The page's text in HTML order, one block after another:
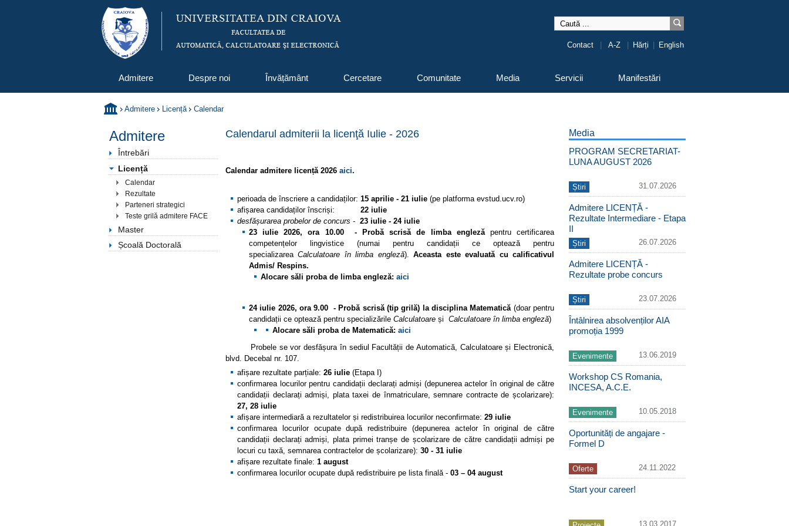
Contact A-Z Hărți English
Admitere Despre noi Învățământ Cercetare Comunitate Media Servicii Manifestări
Admitere Licență Calendar
Admitere
Întrebări
Licență
Calendar
Rezultate
Parteneri strategici
Teste grilă admitere FACE
Master
Școală Doctorală
Calendarul admiterii la licenţă Iulie - 2026
Calendar admitere licență 2026 aici.
perioada de înscriere a candidaților: 15 aprilie - 21 iulie (pe platforma evstud.ucv.ro)
afișarea candidaților înscriși: 22 iulie
desfășurarea probelor de concurs - 23 iulie - 24 iulie
23 iulie 2026, ora 10.00 - Probă scrisă de limba englezăpentru certificarea
competențelor lingvistice (numai pentru candidații ce optează pentru
specializareaCalculatoare în limba engleză).Aceasta este evaluată cu calificativul
Admis/ Respins.
A locare săli proba de limba engleză: aici
24 iulie 2026, ora 9.00 - Probă scrisă (tip grilă) la disciplina Matematică (doar pentru
candidații ce optează pentru specializările Calculatoare și Calculatoare în limba engleză)
Alocare săli proba de Matematică: aici
Probele se vor desfășura în sediul Facultății de Automatică, Calculatoare și Electronică,
blvd. Decebal nr. 107.
afișare rezultate parțiale: 26 iulie (Etapa I)
confirmarea locurilor pentru candidații declarați admiși (depunerea actelor în original de către
candidații declarați admiși, plata taxei de înmatriculare, semnare contracte de școlarizare):
27, 28 iulie
afișare intermediară a rezultatelor și redistribuirea locurilor neconfirmate: 29 iulie
confirmarea locurilor ocupate după redistribuire (depunerea actelor în original de către
candidații declarați admiși, plata primei tranșe de școlarizare de către candidații admiși pe
locuri cu taxă, semnarea contractelor de școlarizare): 30 - 31 iulie
afișare rezultate finale: 1 august
confirmarea locurilor ocupate după redistribuire pe lista finală - 03 – 04 august
Media
PROGRAM SECRETARIAT-
LUNA AUGUST 2026
Știri 31.07.2026
Admitere LICENȚĂ -
Rezultate Intermediare - Etapa
II
Știri 26.07.2026
Admitere LICENȚĂ -
Rezultate probe concurs
Știri 23.07.2026
Întâlnirea absolvenților AIA
promoția 1999
Evenimente 13.06.2019
Workshop CS Romania,
INCESA, A.C.E.
Evenimente 10.05.2018
Oportunități de angajare -
Formel D
Oferte 24.11.2022
Start your career!
13.03.2017